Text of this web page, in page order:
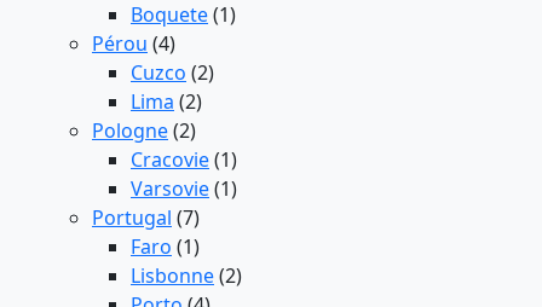
Boquete(1)
Pérou (4)
Cuzco (2)
Lima (2)
Pologne(2)
Cracovie(1)
Varsovie(1)
Portugal (7)
Faro (1)
Lisbonne(2)